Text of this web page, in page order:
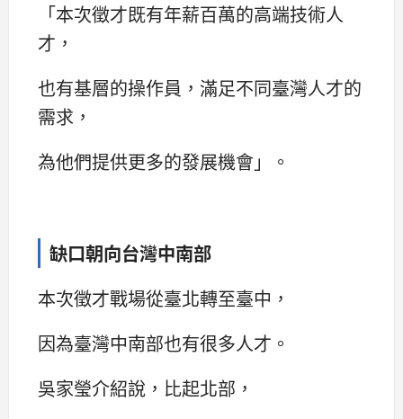
「本次徵才既有年薪百萬的高端技術人
才，
也有基層的操作員，滿足不同臺灣人才的
需求，
為他們提供更多的發展機會」。
缺口朝向台灣中南部
本次徵才戰場從臺北轉至臺中，
因為臺灣中南部也有很多人才。
吳家瑩介紹說，比起北部，